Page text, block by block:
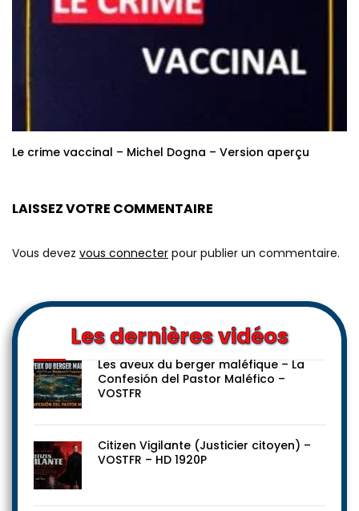
Le crime vaccinal – Michel Dogna – Version aperçu
LAISSEZ VOTRE COMMENTAIRE
Vous devez vous connecter pour publier un commentaire.
Les dernières vidéos
Les aveux du berger maléfique – La
Confesión del Pastor Maléfico –
VOSTFR
Citizen Vigilante (Justicier citoyen) –
VOSTFR – HD 1920P